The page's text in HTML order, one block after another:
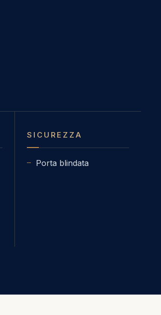
SICUREZZA
Porta blindata